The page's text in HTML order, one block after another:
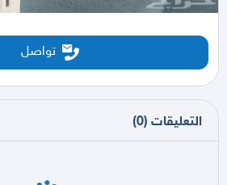
تواصل
التعليقات (
0
)